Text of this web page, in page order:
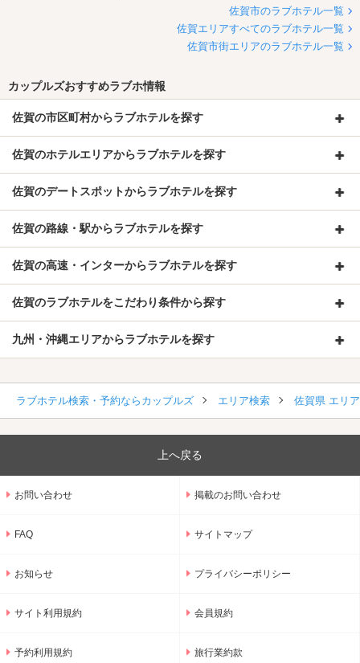
佐賀市のラブホテル一覧
佐賀エリアすべてのラブホテル一覧
佐賀市街エリアのラブホテル一覧
カップルズおすすめラブホ情報
佐賀の市区町村からラブホテルを探す
佐賀のホテルエリアからラブホテルを探す
佐賀のデートスポットからラブホテルを探す
佐賀の路線・駅からラブホテルを探す
佐賀の高速・インターからラブホテルを探す
佐賀のラブホテルをこだわり条件から探す
九州・沖縄エリアからラブホテルを探す
ラブホテル検索・予約ならカップルズ エリア検索 佐賀県 エリ
上へ戻る
お問い合わせ 掲載のお問い合わせ
FAQ サイトマップ
お知らせ プライバシーポリシー
サイト利用規約 会員規約
予約利用規約 旅行業約款